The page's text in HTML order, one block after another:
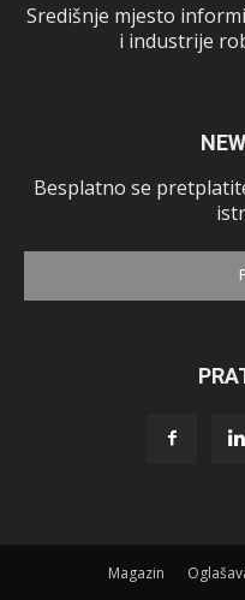
Središnje mjesto
i industrije
Besplatno se
Magazin